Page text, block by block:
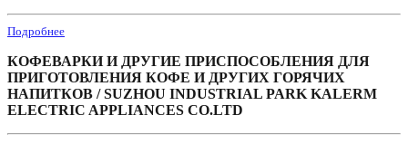
Подробнее
КОФЕВАРКИ И ДРУГИЕ ПРИСПОСОБЛЕНИЯ ДЛЯ
ПРИГОТОВЛЕНИЯ КОФЕ И ДРУГИХ ГОРЯЧИХ
НАПИТКОВ / SUZHOU INDUSTRIAL PARK KALERM
ELECTRIC APPLIANCES CO.LTD